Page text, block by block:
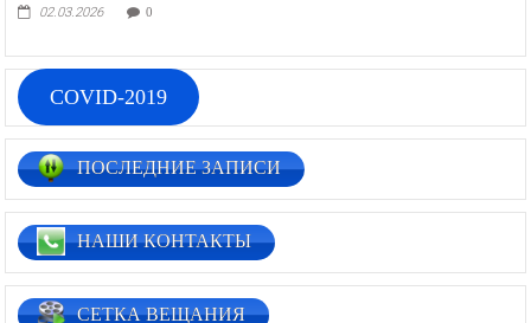
02.03.2026 0
COVID-2019
ПОСЛЕДНИЕ ЗАПИСИ
НАШИ КОНТАКТЫ
СЕТКА ВЕЩАНИЯ